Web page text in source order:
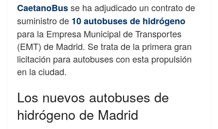
CaetanoBusse ha adjudicado un contrato de
suministro de 10 autobuses de hidrógeno
para la Empresa Municipal de Transportes
(EMT) de Madrid. Se trata de la primera gran
licitación para autobuses con esta propulsión
en la ciudad.
Los nuevos autobuses de
hidrógeno de Madrid